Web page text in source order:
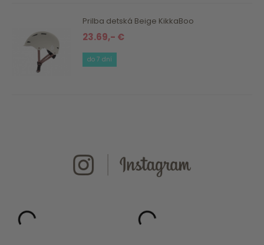
Prilba detská Beige KikkaBoo
23.69,- €
do 7 dní